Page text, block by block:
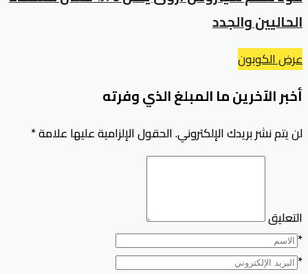
الحاليين والجدد
عرض الكوبون
أخبر الآخرين ما المبلغ الذي وفرته
لن يتم نشر بريدك الإلكتروني.الحقول الإلزامية عليها علامة*
التعليق
*
*